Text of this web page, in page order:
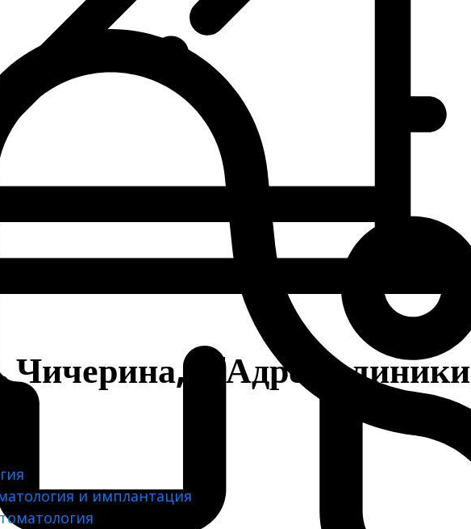
Чичерина, 17Адрес клиники
и имплантация